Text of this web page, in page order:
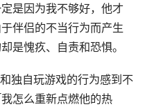
是因为我不够好，他才
伴侣的不当行为而产生
是愧疚、自责和恐惧。
独自玩游戏的行为感到不
怎么重新点燃他的热